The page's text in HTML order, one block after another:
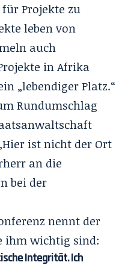
Projekte zu
leben von
auch
in Afrika
„lebendiger Platz.“
Rundumschlag
ist nicht der Ort
an die
bei der
nennt der
ihm wichtig sind:
Integrität. Ich